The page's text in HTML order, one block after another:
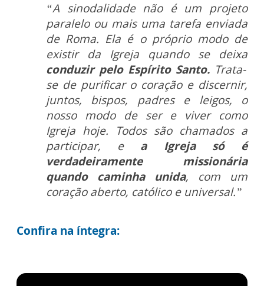
“A sinodalidade não é um projeto
paralelo ou mais uma tarefa enviada
de Roma. Ela é o próprio modo de
existir da Igreja quando se deixa
conduzir pelo Espírito Santo. Trata-
se de purificar o coração e discernir,
juntos, bispos, padres e leigos, o
nosso modo de ser e viver como
Igreja hoje. Todos são chamados a
participar, e a Igreja só é
verdadeiramente missionária
quando caminha unida, com um
coração aberto, católico e universal.”
Confira na íntegra: